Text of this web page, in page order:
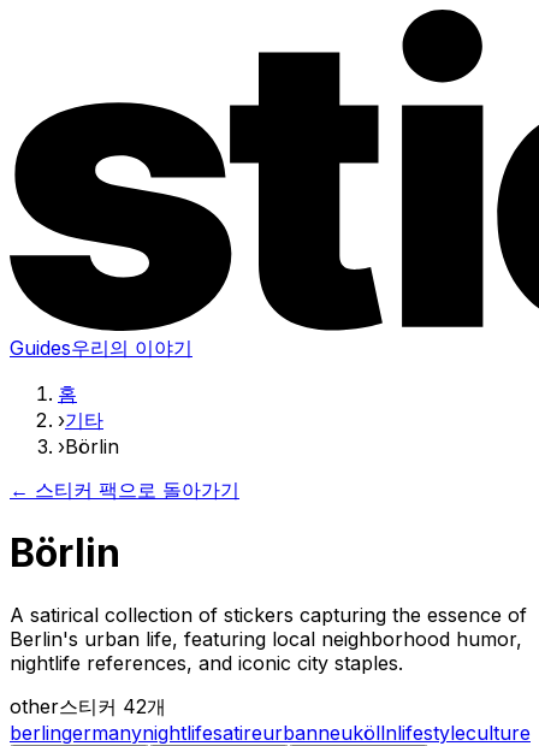
Guides우리의 이야기
홈
›기타
›Börlin
← 스티커 팩으로 돌아가기
Börlin
A satirical collection of stickers capturing the essence of
Berlin's urban life, featuring local neighborhood humor,
nightlife references, and iconic city staples.
other스티커 42개
berlingermanynightlifesatireurbanneuköllnlifestyleculture